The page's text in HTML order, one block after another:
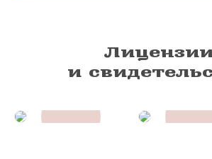
и